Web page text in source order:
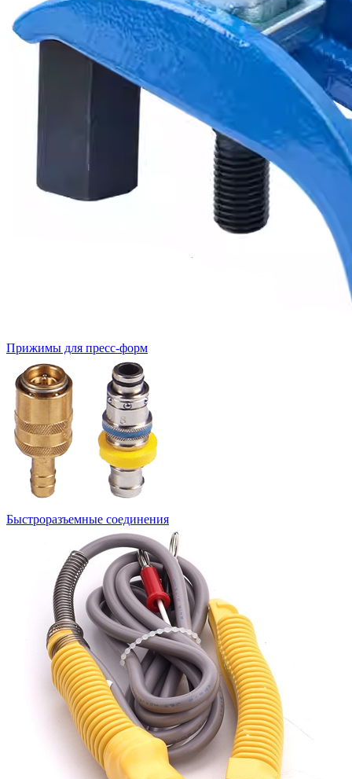
Прижимы для пресс-форм
Быстроразъемные соединения